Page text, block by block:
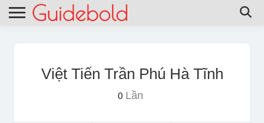
Việt Tiến Trần Phú Hà Tĩnh
0Lần